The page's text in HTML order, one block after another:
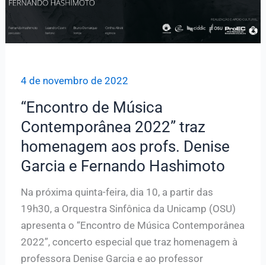
Fernando
4 de novembro de 2022
“Encontro de Música
Contemporânea 2022” traz
homenagem aos profs. Denise
Garcia e Fernando Hashimoto
Na próxima quinta-feira, dia 10, a partir das
19h30, a Orquestra Sinfônica da Unicamp (OSU)
apresenta o “Encontro de Música Contemporânea
2022”, concerto especial que traz homenagem à
professora Denise Garcia e ao professor